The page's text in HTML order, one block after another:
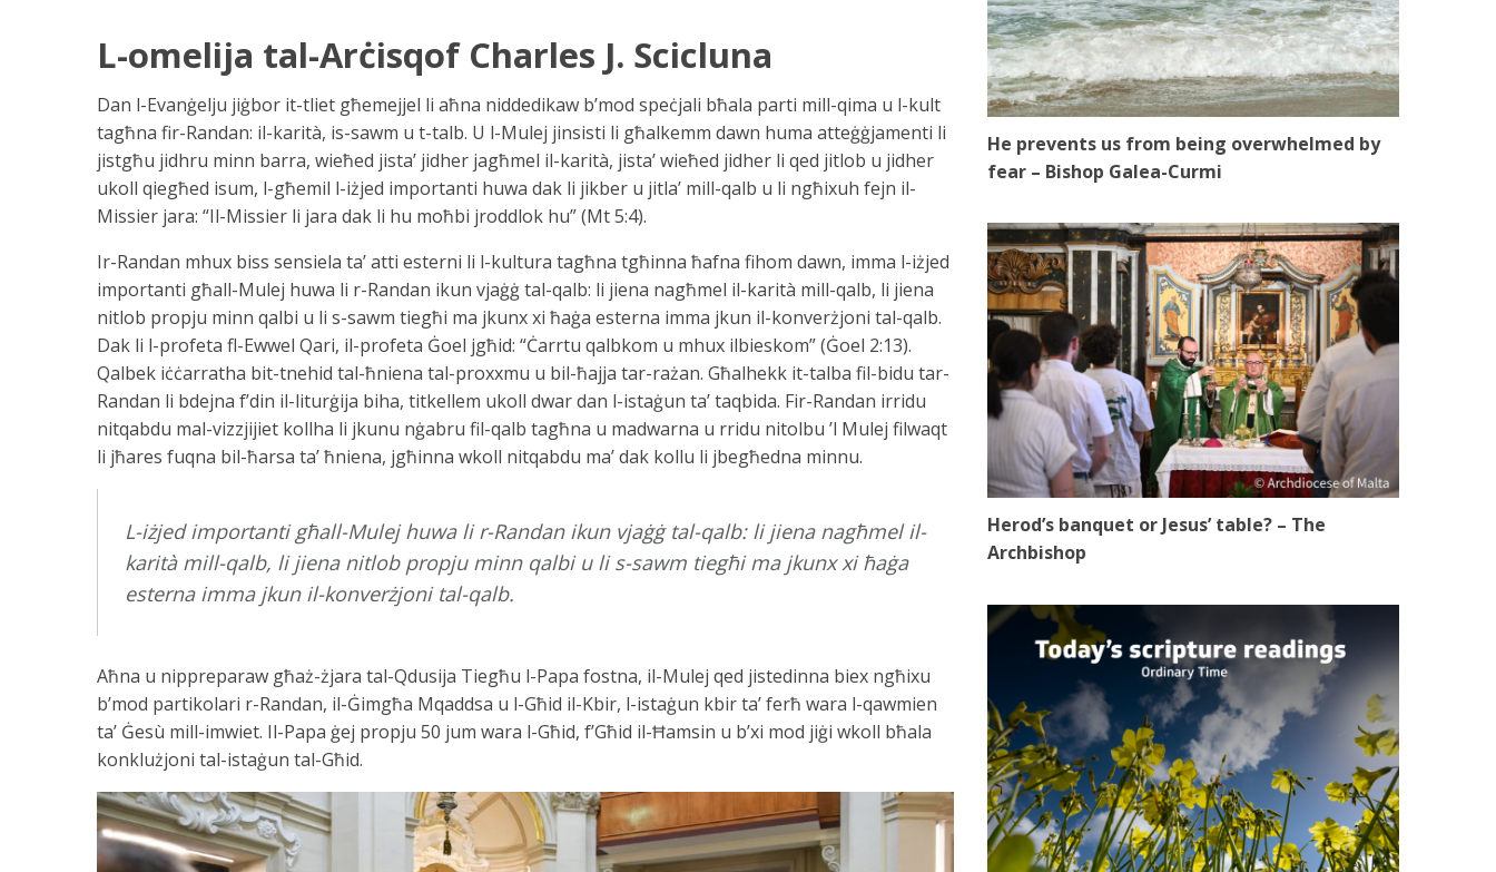
L-omelija tal-Arċisqof Charles J. Scicluna
Dan l-Evanġelju jiġbor it-tliet għemejjel li aħna niddedikaw b’mod speċjali bħala parti mill-qima u l-kult
tagħna fir-Randan: il-karità, is-sawm u t-talb. U l-Mulej jinsisti li għalkemm dawn huma atteġġjamenti li
jistgħu jidhru minn barra, wieħed jista’ jidher jagħmel il-karità, jista’ wieħed jidher li qed jitlob u jidher
ukoll qiegħed isum, l-għemil l-iżjed importanti huwa dak li jikber u jitla’ mill-qalb u li ngħixuh fejn il-
Missier jara: “Il-Missier li jara dak li hu moħbi jroddlok hu” (Mt 5:4).
Ir-Randan mhux biss sensiela ta’ atti esterni li l-kultura tagħna tgħinna ħafna fihom dawn, imma l-iżjed
importanti għall-Mulej huwa li r-Randan ikun vjaġġ tal-qalb: li jiena nagħmel il-karità mill-qalb, li jiena
nitlob propju minn qalbi u li s-sawm tiegħi ma jkunx xi ħaġa esterna imma jkun il-konverżjoni tal-qalb.
Dak li l-profeta fl-Ewwel Qari, il-profeta Ġoel jgħid: “Ċarrtu qalbkom u mhux ilbieskom” (Ġoel 2:13).
Qalbek iċċarratha bit-tnehid tal-ħniena tal-proxxmu u bil-ħajja tar-rażan. Għalhekk it-talba fil-bidu tar-
Randan li bdejna f’din il-liturġija biha, titkellem ukoll dwar dan l-istaġun ta’ taqbida. Fir-Randan irridu
nitqabdu mal-vizzjijiet kollha li jkunu nġabru fil-qalb tagħna u madwarna u rridu nitolbu ’l Mulej filwaqt
li jħares fuqna bil-ħarsa ta’ ħniena, jgħinna wkoll nitqabdu ma’ dak kollu li jbegħedna minnu.
L-iżjed importanti għall-Mulej huwa li r-Randan ikun vjaġġ tal-qalb: li jiena nagħmel il-
karità mill-qalb, li jiena nitlob propju minn qalbi u li s-sawm tiegħi ma jkunx xi ħaġa
esterna imma jkun il-konverżjoni tal-qalb.
Aħna u nippreparaw għaż-żjara tal-Qdusija Tiegħu l-Papa fostna, il-Mulej qed jistedinna biex ngħixu
b’mod partikolari r-Randan, il-Ġimgħa Mqaddsa u l-Għid il-Kbir, l-istaġun kbir ta’ ferħ wara l-qawmien
ta’ Ġesù mill-imwiet. Il-Papa ġej propju 50 jum wara l-Għid, f’Għid il-Ħamsin u b’xi mod jiġi wkoll bħala
konklużjoni tal-istaġun tal-Għid.
He prevents us from being overwhelmed by
fear – Bishop Galea-Curmi
Herod’s banquet or Jesus’ table? – The
Archbishop